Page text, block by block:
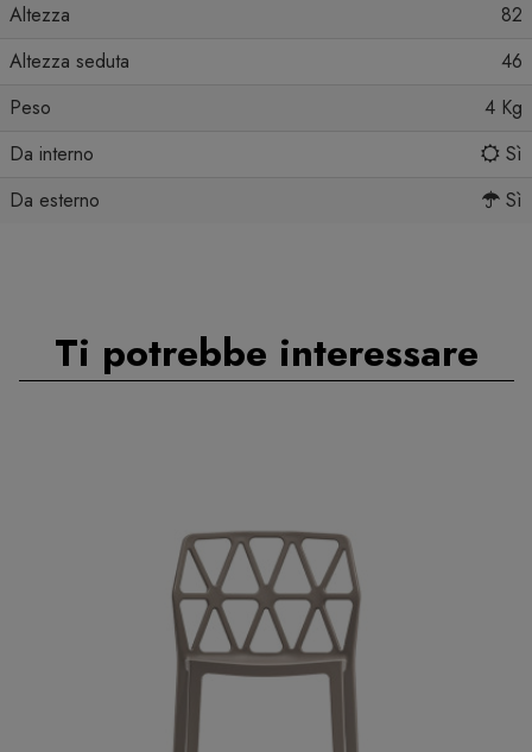
Altezza
82
Altezza seduta
46
Peso
4 Kg
Da interno
Sì
Da esterno
Sì
Ti potrebbe interessare